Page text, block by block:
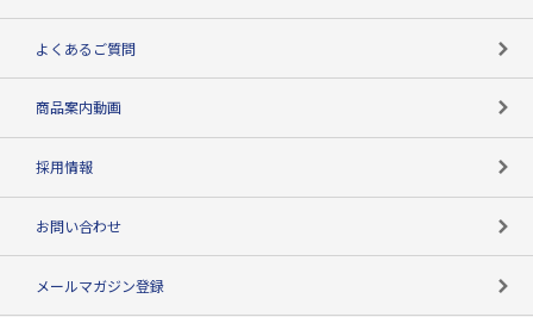
よくあるご質問
商品案内動画
採用情報
お問い合わせ
メールマガジン登録